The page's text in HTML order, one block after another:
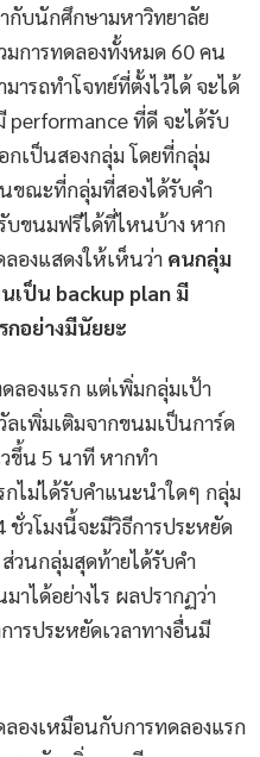
กับนักศึกษามหาวิทยาลัย
มการทดลองทั้งหมด 60 คน
ารถทำโจทย์ที่ตั้งไว้ได้ จะได้
performance ที่ดี จะได้รับ
เป็นสองกลุ่ม โดยที่กลุ่ม
ขณะที่กลุ่มที่สองได้รับคำ
บขนมฟรีได้ที่ไหนบ้าง หาก
องแสดงให้เห็นว่า คนกลุ่ม
เป็น backup plan มี
อย่างมีนัยยะ
ลองแรก แต่เพิ่มกลุ่มเป้า
ลเพิ่มเติมจากขนมเป็นการ์ด
วขึ้น 5 นาที หากทำ
ไม่ได้รับคำแนะนำใดๆ กลุ่ม
ชั่วโมงนี้จะมีวิธีการประหยัด
ส่วนกลุ่มสุดท้ายได้รับคำ
าได้อย่างไร ผลปรากฏว่า
ารประหยัดเวลาทางอื่นมี
องเหมือนกับการทดลองแรก